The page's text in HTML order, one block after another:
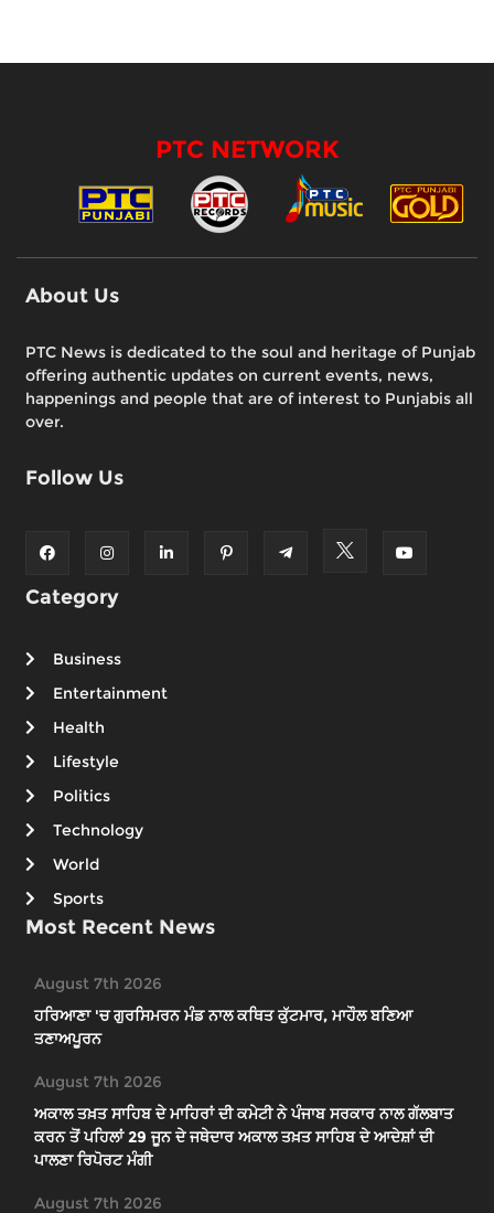
PTC NETWORK
About Us
PTC News is dedicated to the soul and heritage of Punjab
offering authentic updates on current events, news,
happenings and people that are of interest to Punjabis all
over.
Follow Us
Category
Business
Entertainment
Health
Lifestyle
Politics
Technology
World
Sports
Most Recent News
August 7th 2026
ਹਰਿਆਣਾ 'ਚ ਗੁਰਸਿਮਰਨ ਮੰਡ ਨਾਲ ਕਥਿਤ ਕੁੱਟਮਾਰ, ਮਾਹੌਲ ਬਣਿਆ
ਤਣਾਅਪੂਰਨ
August 7th 2026
ਅਕਾਲ ਤਖ਼ਤ ਸਾਹਿਬ ਦੇ ਮਾਹਿਰਾਂ ਦੀ ਕਮੇਟੀ ਨੇ ਪੰਜਾਬ ਸਰਕਾਰ ਨਾਲ ਗੱਲਬਾਤ
ਕਰਨ ਤੋਂ ਪਹਿਲਾਂ 29 ਜੂਨ ਦੇ ਜਥੇਦਾਰ ਅਕਾਲ ਤਖ਼ਤ ਸਾਹਿਬ ਦੇ ਆਦੇਸ਼ਾਂ ਦੀ
ਪਾਲਣਾ ਰਿਪੋਰਟ ਮੰਗੀ
August 7th 2026